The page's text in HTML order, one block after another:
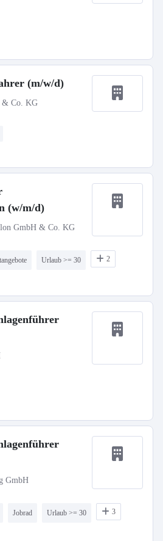
(m/w/d)
& Co. KG
(w/m/d)
GmbH & Co. KG
Urlaub >= 30 2
GmbH
Jobrad Urlaub >= 30 3